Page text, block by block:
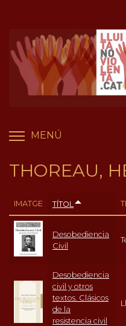
contingut
MENÚ
THOREAU,
IMATGE TÍTOL
Desobediencia
Civil
Desobediencia
civil y otros
textos. Clásicos
de la
resistencia civil